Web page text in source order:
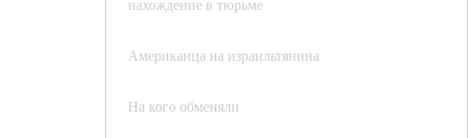
нахождение в тюрьме
Американца на израильтянина
На кого обменяли